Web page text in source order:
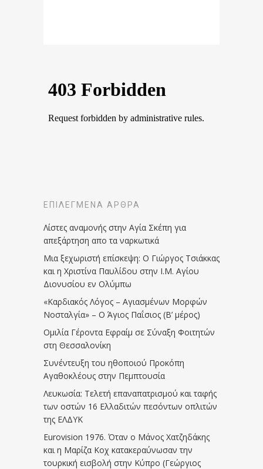
ΕΠΙΛΕΓΜΈΝΑ ΆΡΘΡΑ
Λίστες αναμονής στην Αγία Σκέπη για
απεξάρτηση απο τα ναρκωτικά
Μια ξεχωριστή επίσκεψη: Ο Γιώργος Τσιάκκας
και η Χριστίνα Παυλίδου στην Ι.Μ. Αγίου
Διονυσίου εν Ολύμπω
«Καρδιακός Λόγος – Αγιασμένων Μορφών
Νοσταλγία» – Ο Άγιος Παΐσιος (Β’ μέρος)
Ομιλία Γέροντα Εφραίμ σε Σύναξη Φοιτητών
στη Θεσσαλονίκη
Συνέντευξη του ηθοποιού Προκόπη
Αγαθοκλέους στην Πεμπτουσία
Λευκωσία: Τελετή επαναπατρισμού και ταφής
των οστών 16 Ελλαδιτών πεσόντων οπλιτών
της ΕΛΔΥΚ
Eurovision 1976. Όταν ο Μάνος Χατζηδάκης
και η Μαρίζα Κοχ κατακεραύνωσαν την
τουρκική εισβολή στην Κύπρο (Γεώργιος